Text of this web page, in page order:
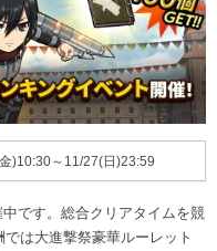
)10:30～11/27(日)23:59
です。総合クリアタイムを競
は大進撃祭豪華ルーレット